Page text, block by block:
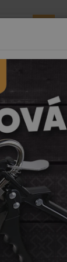
Dielňa a
U HPU
Cena:
0,96 €
Pôvodná